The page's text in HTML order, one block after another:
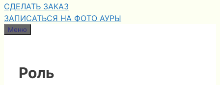
СДЕЛАТЬ ЗАКАЗ
ЗАПИСАТЬСЯ НА ФОТО АУРЫ
Меню
Роль